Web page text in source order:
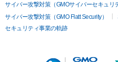
サイバー攻撃対策（GMOサイバーセキュリ
サイバー攻撃対策（GMO Flatt Security）
セキュリティ事業の軌跡